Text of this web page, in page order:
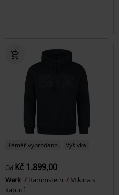
Téměř vyprodáno Výšivka
Od Kč 1.899,00
Werk Rammstein
Mikina s
kapucí